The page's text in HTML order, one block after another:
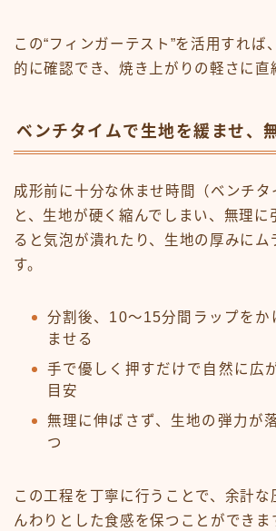
この“フィンガーテスト”を活用すれば
的に確認でき、焼き上がりの軽さに直
ベンチタイムで生地を緩ませ、
成形前に十分な休ませ時間（ベンチタ
と、生地が硬く縮んでしまい、無理に
ると気泡が潰れたり、生地の厚みにム
す。
分割後、10〜15分間ラップをか
ませる
手で優しく押すだけで自然に広
目安
無理に伸ばさず、生地の弾力が
つ
この工程を丁寧に行うことで、余計な
んわりとした食感を保つことができま